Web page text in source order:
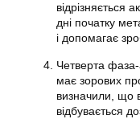
відрізняється
дні початку
і допомагає
Четверта
має зорових
визначили, що
відбувається